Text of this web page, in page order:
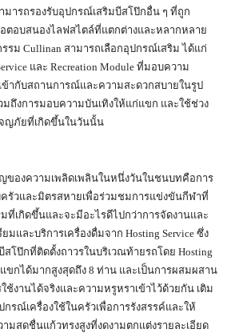
มารถรองรับอุปกรณ์เสริมบีสโป๊กอื่น ๆ ที่ถูก
ตอบสนองไลฟสไตล์ที่แตกต่างและหลากหลาย
รม Cullinan สามารถเลือกอุปกรณ์เสริม ได้แก่
และ Recreation Module ที่มอบความ
ากับสถานการณ์และความสะดวกสบายในรูป
มถึงการมอบความบันเทิงให้แก่แขก และใช้ช่วง
จญภัยที่เกิดขึ้นในวันนั้น
ของความเพลิดเพลินในหนึ่งวันในชนบทคือการ
รัวและมิตรสหายเพื่อร่วมชมการแข่งขันกีฬาที่
ที่เกิดขึ้นและจะมีอะไรดีไปกว่าการจัดงานและ
มและบริการเครื่องดื่มจาก Hosting Service ซึ่ง
โป๊กที่ติดตั้งถาวรในบริเวณท้ายรถโดย Hosting
ขกได้มากสูงสุดถึง 8 ท่าน และเป็นการผสมผสาน
ช้งานได้จริงและความหรูหราเข้าไว้ด้วยกัน เติม
กรณ์เครื่องใช้ในครัวเพื่อการรังสรรค์และให้
มสดชื่นแก้วทรงสูงที่งดงามตกแต่งรายละเอียด